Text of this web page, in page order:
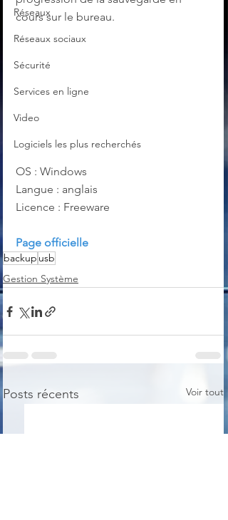
Réseaux
Réseaux sociaux
Sécurité
Services en ligne
Video
Logiciels les plus recherchés
cours sur le bureau.
OS : Windows
Langue : anglais
Licence : Freeware
Page officielle
backup usb
Gestion Système
Posts récents Voir tout